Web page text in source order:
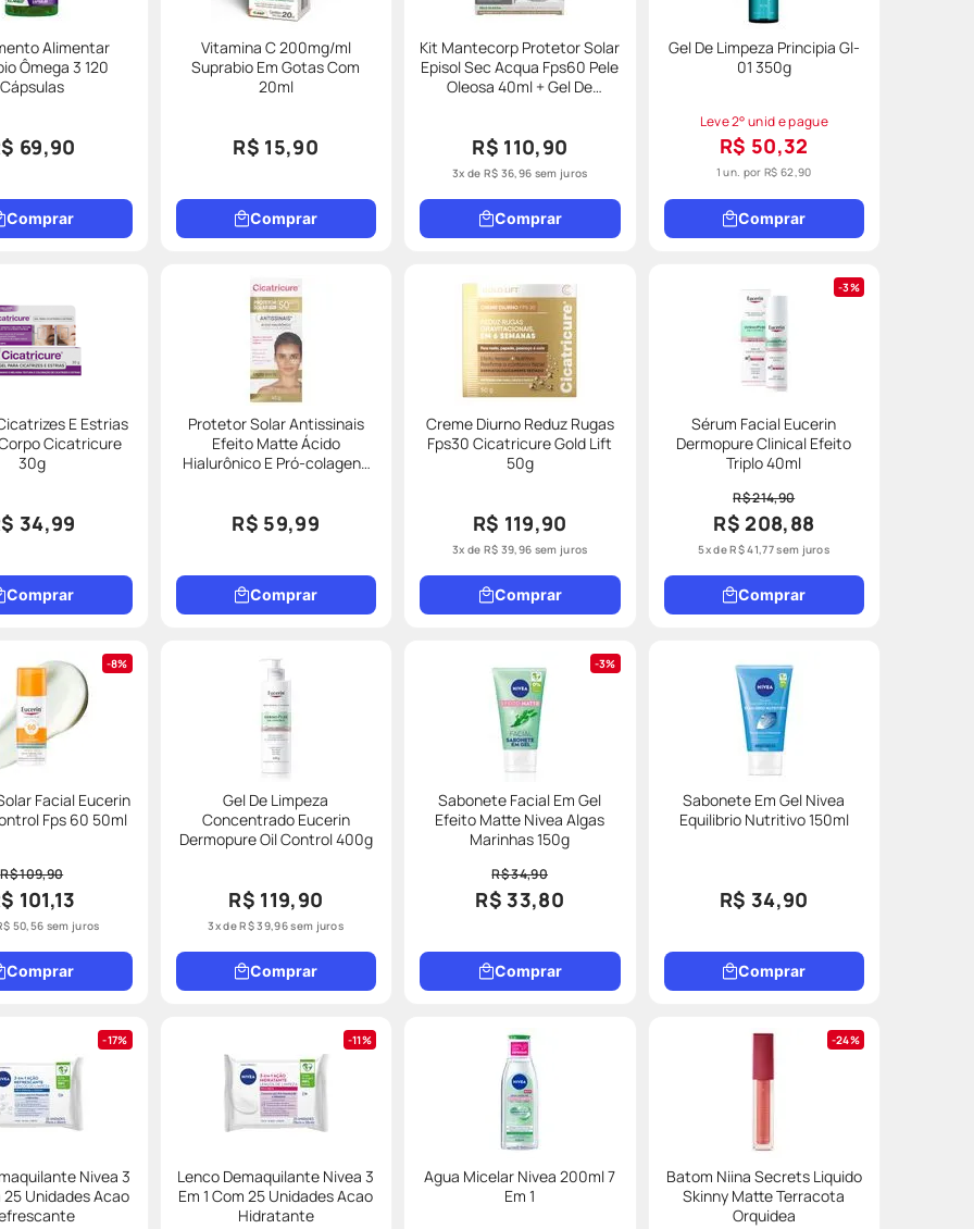
Alimentar
Ômega 3 120
Cápsulas
69,90
Comprar
Vitamina C 200mg/ml
Suprabio Em Gotas Com
20ml
R$ 15,90
Comprar
Kit Mantecorp Protetor Solar
Episol Sec Acqua Fps60 Pele
Oleosa 40ml + Gel De
R$ 110,90
3x de R$ 36,96 sem juros
Comprar
Gel De Limpeza Principia Gl-
01 350g
Leve 2° unid e pague
R$ 50,32
1 un. porR$ 62,90
Comprar
E Estrias
Cicatricure
30g
34,99
Comprar
Protetor Solar Antissinais
Efeito Matte Ácido
Hialurônico E Pró-colageno
R$ 59,99
Comprar
Creme Diurno Reduz Rugas
Fps30 Cicatricure Gold Lift
50g
R$ 119,90
3x de R$ 39,96 sem juros
Comprar
3%
Sérum Facial Eucerin
Dermopure Clinical Efeito
Triplo 40ml
R$ 214,90
R$ 208,88
5x deR$41,77sem juros
Comprar
8%
Facial Eucerin
Fps 60 50ml
R$ 109,90
101,13
50,56 sem juros
Comprar
Gel De Limpeza
Concentrado Eucerin
Dermopure Oil Control 400g
R$ 119,90
3x deR$39,96sem juros
Comprar
3%
Sabonete Facial Em Gel
Efeito Matte Nivea Algas
Marinhas 150g
R$ 34,90
R$ 33,80
Comprar
Sabonete Em Gel Nivea
Equilibrio Nutritivo 150ml
R$ 34,90
Comprar
17%
Nivea 3
25 Unidades Acao
11%
Lenco Demaquilante Nivea 3
Em 1 Com 25 Unidades Acao
Hidratante
Agua Micelar Nivea 200ml 7
Em 1
24%
Batom Niina Secrets Liquido
Skinny Matte Terracota
Orquidea